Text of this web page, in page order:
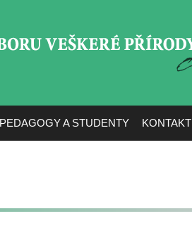
A STUDENTY KONTAKT